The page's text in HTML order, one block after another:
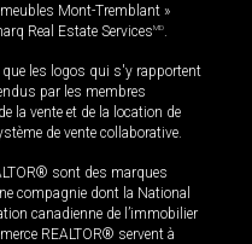
Mont-Tremblant »
Real Estate ServicesMD.
les logos qui s'y rapportent
par les membres
la vente et de la location de
de vente collaborative.
sont des marques
compagnie dont la National
canadienne de l’immobilier
REALTOR® servent à